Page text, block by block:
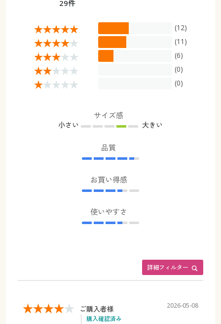
29件
(12)
(11)
(6)
(0)
(0)
サイズ感
小さい 大きい
品質
お買い得感
使いやすさ
詳細フィルター
ご購入者様
購入確認済み
2026-05-08